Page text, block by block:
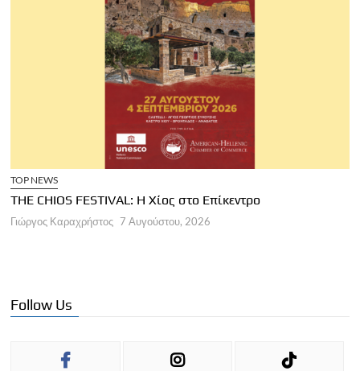
TOP NEWS
THE CHIOS FESTIVAL: Η Χίος στο Επίκεντρο
Γιώργος Καραχρήστος 7 Αυγούστου, 2026
Follow Us